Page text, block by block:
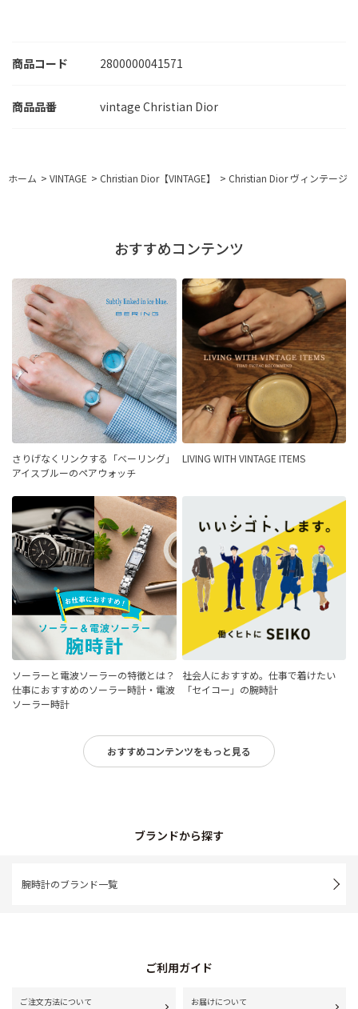
商品コード 2800000041571
vintage Christian Dior
ホーム > VINTAGE > Christian Dior【VINTAGE】 > Christian Dior ヴィンテージ
おすすめコンテンツ
さりげなくリンクする「ベーリング」
アイスブルーのペアウォッチ
LIVING WITH VINTAGE ITEMS
ソーラーと電波ソーラーの特徴とは？
仕事におすすめのソーラー時計・電波
ソーラー時計
社会人におすすめ。仕事で着けたい
「セイコー」の腕時計
おすすめコンテンツをもっと見る
ブランドから探す
腕時計のブランド一覧
ご利用ガイド
ご注文方法について お届けについて